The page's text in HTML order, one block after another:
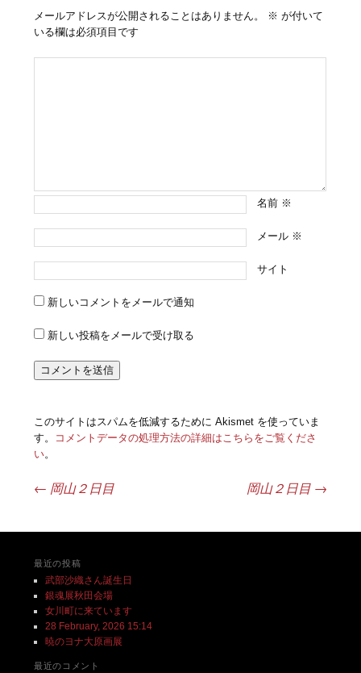
メールアドレスが公開されることはありません。 ※ が付いて
いる欄は必須項目です
名前 ※
メール ※
サイト
新しいコメントをメールで通知
新しい投稿をメールで受け取る
このサイトはスパムを低減するために Akismet を使っていま
す。
コメントデータの処理方法の詳細はこちらをご覧くださ
い。
投稿ナビゲーション
← 岡山２日目 岡山２日目 →
最近の投稿
武部沙織さん誕生日
銀魂展秋田会場
女川町に来ています
28 February, 2026 15:14
暁のヨナ大原画展
最近のコメント